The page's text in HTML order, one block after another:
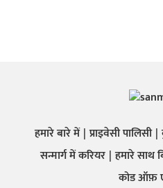
हमारे बारे में प्राइवेसी पालिसी
सन्मार्ग में करियर हमारे साथ
कोड ऑफ़